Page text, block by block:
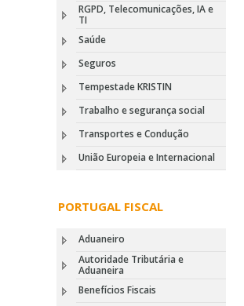
RGPD, Telecomunicações, IA e
TI
Saúde
Seguros
Tempestade KRISTIN
Trabalho e segurança social
Transportes e Condução
União Europeia e Internacional
PORTUGAL FISCAL
Aduaneiro
Autoridade Tributária e
Aduaneira
Benefícios Fiscais